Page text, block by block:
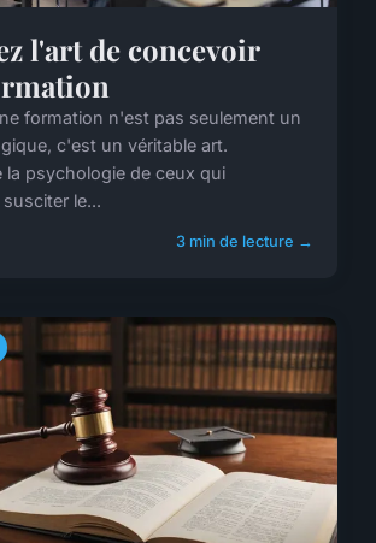
l'art de concevoir
formation n'est pas seulement un
c'est un véritable art.
la psychologie de ceux qui
le...
3 min de lecture →